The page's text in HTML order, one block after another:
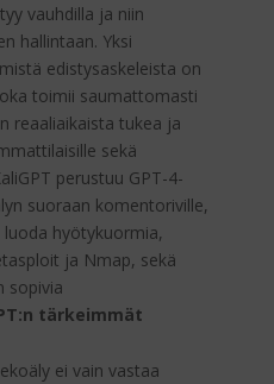
vauhdilla ja niin
hallintaan. Yksi
edistysaskeleista on
toimii saumattomasti
reaaliaikaista tukea ja
sekä
perustuu GPT-4-
suoraan komentoriville,
hyötykuormia,
ja Nmap, sekä
sopivia
tärkeimmät
ei vain vastaa